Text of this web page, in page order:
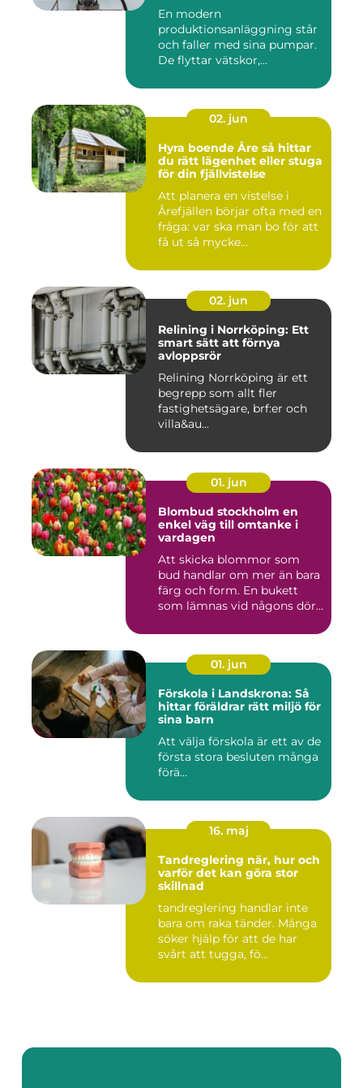
En modern
produktionsanläggning står
och faller med sina pumpar.
De flyttar vätskor,...
02. jun
Hyra boende Åre så hittar
du rätt lägenhet eller stuga
för din fjällvistelse
Att planera en vistelse i
Årefjällen börjar ofta med en
fråga: var ska man bo för att
få ut så mycke...
02. jun
Relining i Norrköping: Ett
smart sätt att förnya
avloppsrör
Relining Norrköping är ett
begrepp som allt fler
fastighetsägare, brf:er och
villa&au...
01. jun
Blombud stockholm en
enkel väg till omtanke i
vardagen
Att skicka blommor som
bud handlar om mer än bara
färg och form. En bukett
som lämnas vid någons dör...
01. jun
Förskola i Landskrona: Så
hittar föräldrar rätt miljö för
sina barn
Att välja förskola är ett av de
första stora besluten många
förä...
16. maj
Tandreglering när, hur och
varför det kan göra stor
skillnad
tandreglering handlar inte
bara om raka tänder. Många
söker hjälp för att de har
svårt att tugga, fö...